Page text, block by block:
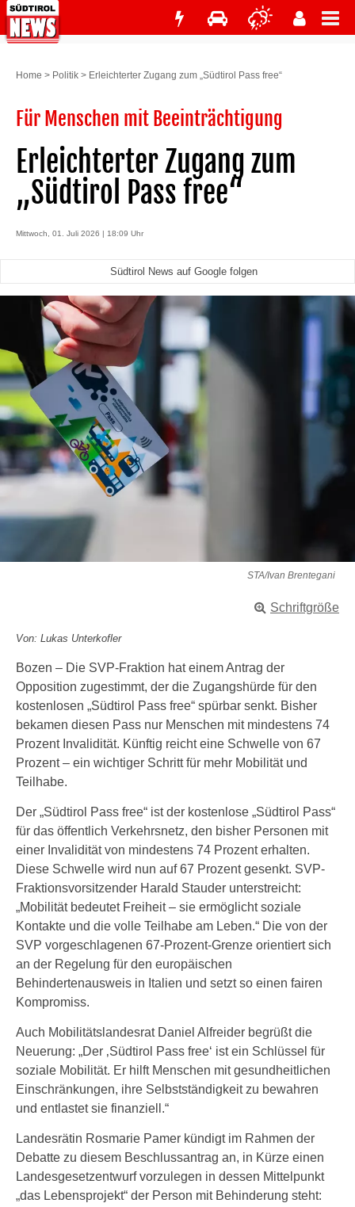
Home > Politik > Erleichterter Zugang zum „Südtirol Pass free“
Für Menschen mit Beeinträchtigung ­
Erleichterter Zugang zum
„Südtirol Pass free“
Mittwoch, 01. Juli 2026 | 18:09 Uhr
Südtirol News auf Google folgen
STA/Ivan Brentegani
Schriftgröße
Von: Lukas Unterkofler
Bozen – Die SVP-Fraktion hat einem Antrag der
Opposition zugestimmt, der die Zugangshürde für den
kostenlosen „Südtirol Pass free“ spürbar senkt. Bisher
bekamen diesen Pass nur Menschen mit mindestens 74
Prozent Invalidität. Künftig reicht eine Schwelle von 67
Prozent – ein wichtiger Schritt für mehr Mobilität und
Teilhabe.
Der „Südtirol Pass free“ ist der kostenlose „Südtirol Pass“
für das öffentlich Verkehrsnetz, den bisher Personen mit
einer Invalidität von mindestens 74 Prozent erhalten.
Diese Schwelle wird nun auf 67 Prozent gesenkt. SVP-
Fraktionsvorsitzender Harald Stauder unterstreicht:
„Mobilität bedeutet Freiheit – sie ermöglicht soziale
Kontakte und die volle Teilhabe am Leben.“ Die von der
SVP vorgeschlagenen 67-Prozent-Grenze orientiert sich
an der Regelung für den europäischen
Behindertenausweis in Italien und setzt so einen fairen
Kompromiss.
Auch Mobilitätslandesrat Daniel Alfreider begrüßt die
Neuerung: „Der ‚Südtirol Pass free‘ ist ein Schlüssel für
soziale Mobilität. Er hilft Menschen mit gesundheitlichen
Einschränkungen, ihre Selbstständigkeit zu bewahren
und entlastet sie finanziell.“
Landesrätin Rosmarie Pamer kündigt im Rahmen der
Debatte zu diesem Beschlussantrag an, in Kürze einen
Landesgesetzentwurf vorzulegen in dessen Mittelpunkt
„das Lebensprojekt“ der Person mit Behinderung steht: